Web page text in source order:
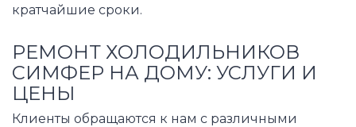
кратчайшие сроки.
РЕМОНТ ХОЛОДИЛЬНИКОВ
СИМФЕР НА ДОМУ: УСЛУГИ И
ЦЕНЫ
Клиенты обращаются к нам с различными